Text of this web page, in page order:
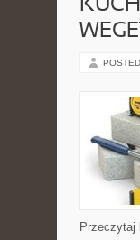
Przeczytaj